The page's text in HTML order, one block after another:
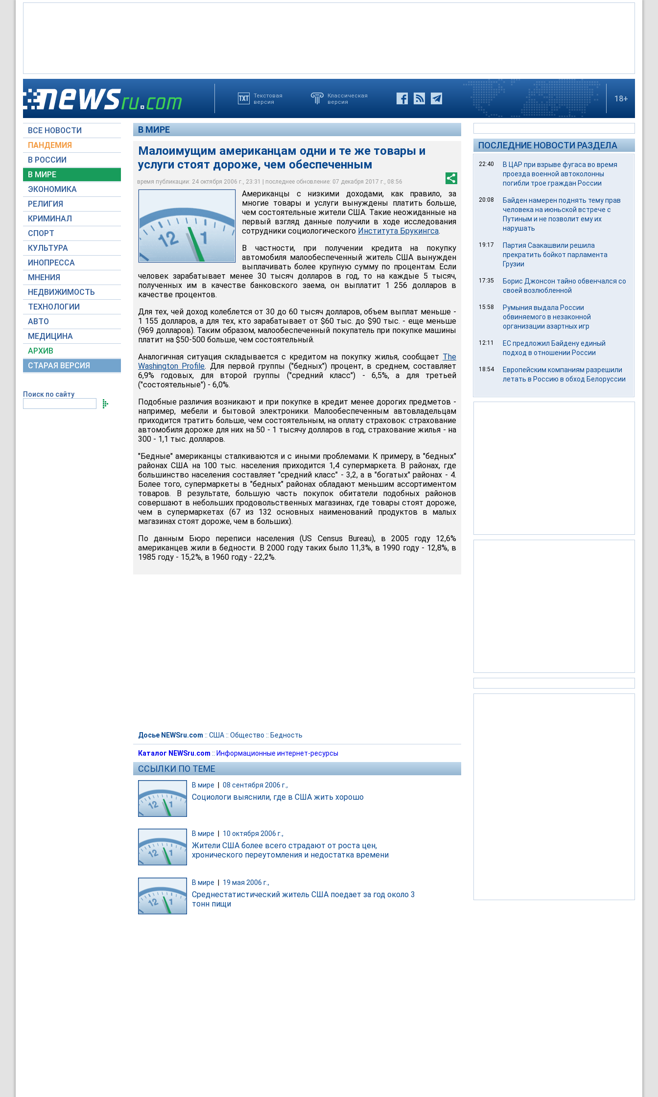
Текстовая
версия
Классическая
версия
18+
ВСЕ НОВОСТИ
ПАНДЕМИЯ
В РОССИИ
В МИРЕ
ЭКОНОМИКА
РЕЛИГИЯ
КРИМИНАЛ
СПОРТ
КУЛЬТУРА
ИНОПРЕССА
МНЕНИЯ
НЕДВИЖИМОСТЬ
ТЕХНОЛОГИИ
АВТО
МЕДИЦИНА
АРХИВ
СТАРАЯ ВЕРСИЯ
Поиск по сайту
В МИРЕ
Малоимущим американцам одни и те же товары и
услуги стоят дороже, чем обеспеченным
время публикации: 24 октября 2006 г., 23:31 | последнее обновление: 07 декабря 2017 г., 08:56
Малоимущим американцам одни и те же товары и услуги стоят дороже, чем
обеспеченным
Архив NEWSru.com
Американцы с низкими доходами, как правило, за
многие товары и услуги вынуждены платить больше,
чем состоятельные жители США. Такие неожиданные на
первый взгляд данные получили в ходе исследования
сотрудники социологического Института Брукингса.
В частности, при получении кредита на покупку
автомобиля малообеспеченный житель США вынужден
выплачивать более крупную сумму по процентам. Если
человек зарабатывает менее 30 тысяч долларов в год, то на каждые 5 тысяч,
полученных им в качестве банковского заема, он выплатит 1 256 долларов в
качестве процентов.
Для тех, чей доход колеблется от 30 до 60 тысяч долларов, объем выплат меньше -
1 155 долларов, а для тех, кто зарабатывает от $60 тыс. до $90 тыс. - еще меньше
(969 долларов). Таким образом, малообеспеченный покупатель при покупке машины
платит на $50-500 больше, чем состоятельный.
Аналогичная ситуация складывается с кредитом на покупку жилья, сообщает The
Washington Profile. Для первой группы ("бедных") процент, в среднем, составляет
6,9% годовых, для второй группы ("средний класс") - 6,5%, а для третьей
("состоятельные") - 6,0%.
Подобные различия возникают и при покупке в кредит менее дорогих предметов -
например, мебели и бытовой электроники. Малообеспеченным автовладельцам
приходится тратить больше, чем состоятельным, на оплату страховок: страхование
автомобиля дороже для них на 50 - 1 тысячу долларов в год, страхование жилья - на
300 - 1,1 тыс. долларов.
"Бедные" американцы сталкиваются и с иными проблемами. К примеру, в "бедных"
районах США на 100 тыс. населения приходится 1,4 супермаркета. В районах, где
большинство населения составляет "средний класс" - 3,2, а в "богатых" районах - 4.
Более того, супермаркеты в "бедных" районах обладают меньшим ассортиментом
товаров. В результате, большую часть покупок обитатели подобных районов
совершают в небольших продовольственных магазинах, где товары стоят дороже,
чем в супермаркетах (67 из 132 основных наименований продуктов в малых
магазинах стоят дороже, чем в больших).
По данным Бюро переписи населения (US Census Bureau), в 2005 году 12,6%
американцев жили в бедности. В 2000 году таких было 11,3%, в 1990 году - 12,8%, в
1985 году - 15,2%, в 1960 году - 22,2%.
Досье NEWSru.com :: США:: Общество :: Бедность
Каталог NEWSru.com :: Информационные интернет-ресурсы
ССЫЛКИ ПО ТЕМЕ
В мире 08 сентября 2006 г.,
Социологи выяснили, где в США жить хорошо
В мире 10 октября 2006 г.,
Жители США более всего страдают от роста цен,
хронического переутомления и недостатка времени
В мире 19 мая 2006 г.,
Среднестатистический житель США поедает за год около 3
тонн пищи
ПОСЛЕДНИЕ НОВОСТИ РАЗДЕЛА
22:40
В ЦАР при взрыве фугаса во время
проезда военной автоколонны
погибли трое граждан России
20:08
Байден намерен поднять тему прав
человека на июньской встрече с
Путиным и не позволит ему их
нарушать
19:17
Партия Саакашвили решила
прекратить бойкот парламента
Грузии
17:35
Борис Джонсон тайно обвенчался со
своей возлюбленной
15:58
Румыния выдала России
обвиняемого в незаконной
организации азартных игр
12:11
ЕС предложил Байдену единый
подход в отношении России
18:54
Европейским компаниям разрешили
летать в Россию в обход Белоруссии